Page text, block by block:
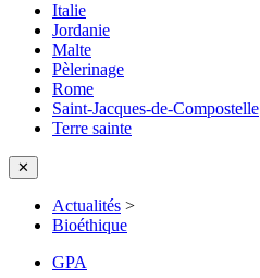
Italie
Jordanie
Malte
Pèlerinage
Rome
Saint-Jacques-de-Compostelle
Terre sainte
✕
Actualités >
Bioéthique
GPA